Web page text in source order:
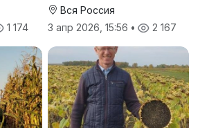
1 174
Вся Россия
3 апр 2026, 15:56 • 2 167